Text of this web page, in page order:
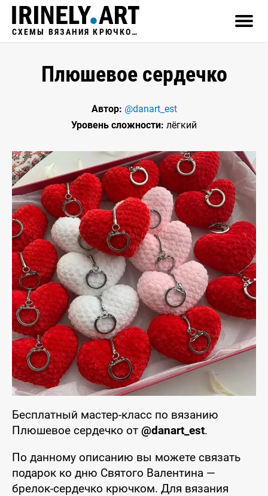
СХЕМЫ ВЯЗАНИЯ КРЮЧКОМ
Плюшевое сердечко
Автор: @danart_est
Уровень сложности: лёгкий
Бесплатный мастер-класс по вязанию
Плюшевое сердечко от @danart_est.
По данному описанию вы можете связать
подарок ко дню Святого Валентина —
брелок-сердечко крючком. Для вязания